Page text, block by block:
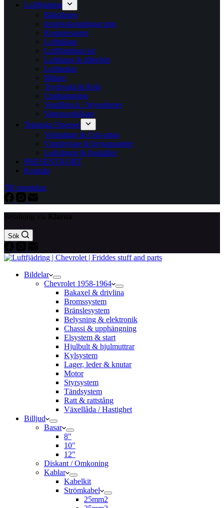
Luftfjädring
Bälgfästen
Instickskopplingar mm
Kompressorer
Luftbälgar
Luftfjädrings kit
Luftslang & tillbehör
Lufttankar
Mätare
Tryckvakt & Relä
Upphängning
Ventilblock / Styrenheter
Vattenavskiljare
Tekniska Finesser
Voltmätare & Usb-uttag
Vippbrytare & brytarpaneler
Ledslingor & ljuskällor
PRESENTKORT
Kontakt
Till startsidan
Sök
Bildelar
Chevrolet 1958-1964
Bakaxel & drivlina
Bromssystem
Bränslesystem
Belysning & elektronik
Chassi & upphängning
Elsystem & start
Hjulbult & hjulmuttrar
Kylsystem
Lager, leder & knutar
Motor
Styrsystem
Tändsystem
Ratt & rattstång
Växellåda / Hastighet
Billjud
Basar
8″
10″
12″
Diskant / Omkoning​
Kablar
Kabelkit
Strömkabel
25mm2